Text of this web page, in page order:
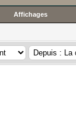
Affichages